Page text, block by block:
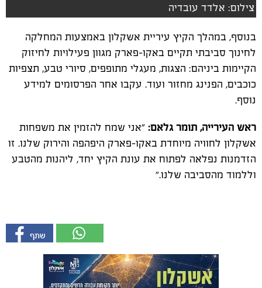
צילום: אלדד עובדיה
בנוסף, במהלך הקיץ עיריית אשקלון באמצעות המחלקה
לחינוך סביבתי תקיים באקו-פארק מגוון פעילויות לחיזוק
הקיימות ביניהם: הצגות, מעגלי מתופפים, סיורי טבע, תצפיות
כוכבים, הפנינג מחזור ועוד. עקבו אחר הפרסומים למידע
נוסף.
ראש העירייה, תומר גלאם: "אני שמח להזמין את משפחות
אשקלון לחוויה מיוחדת באקו-פארק היפהפה והירוק שלנו. זו
הזדמנות נפלאה לפתוח את עונת הקיץ יחד, ליהנות מהטבע
וללמוד מהסביבה שלנו.”